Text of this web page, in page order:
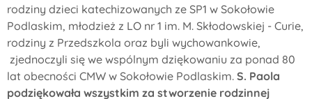
rodziny dzieci katechizowanych ze SP1 w Sokołowie
Podlaskim, młodzież z LO nr 1 im. M. Skłodowskiej - Curie,
rodziny z Przedszkola oraz byli wychowankowie,
zjednoczyli się we wspólnym dziękowaniu za ponad 80
lat obecności CMW w Sokołowie Podlaskim. S. Paola
podziękowała wszystkim za stworzenie rodzinnej